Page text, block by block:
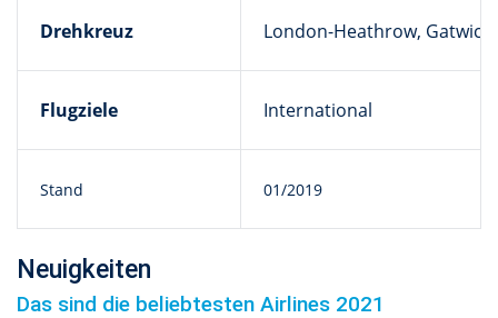
Stand 01/2019
Drehkreuz London-Heathrow, Gatwick
Flugziele International
Neuigkeiten
Das sind die beliebtesten Airlines 2021